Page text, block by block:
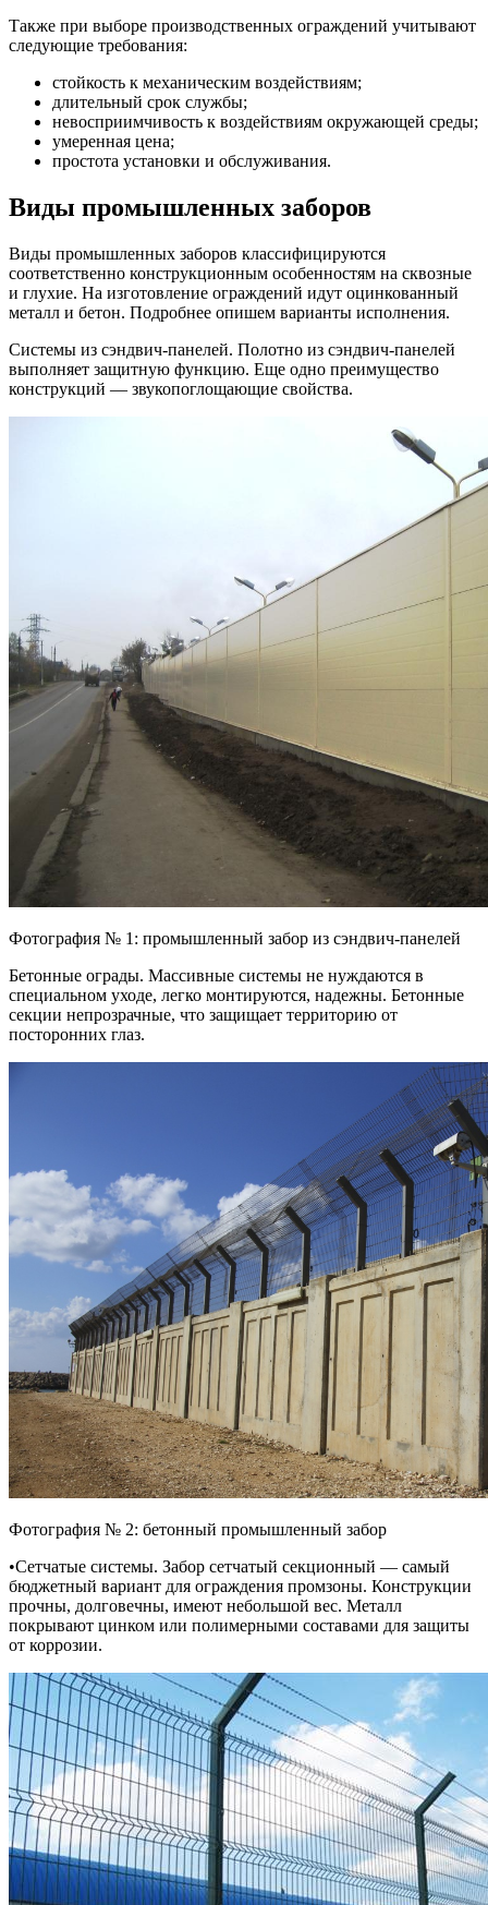
Также при выборе производственных ограждений учитывают
следующие требования:
стойкость к механическим воздействиям;
длительный срок службы;
невосприимчивость к воздействиям окружающей среды;
умеренная цена;
простота установки и обслуживания.
Виды промышленных заборов
Виды промышленных заборов классифицируются
соответственно конструкционным особенностям на сквозные
и глухие. На изготовление ограждений идут оцинкованный
металл и бетон. Подробнее опишем варианты исполнения.
Системы из сэндвич-панелей. Полотно из сэндвич-панелей
выполняет защитную функцию. Еще одно преимущество
конструкций — звукопоглощающие свойства.
Фотография № 1: промышленный забор из сэндвич-панелей
Бетонные ограды. Массивные системы не нуждаются в
специальном уходе, легко монтируются, надежны. Бетонные
секции непрозрачные, что защищает территорию от
посторонних глаз.
Фотография № 2: бетонный промышленный забор
•Сетчатые системы. Забор сетчатый секционный — самый
бюджетный вариант для ограждения промзоны. Конструкции
прочны, долговечны, имеют небольшой вес. Металл
покрывают цинком или полимерными составами для защиты
от коррозии.